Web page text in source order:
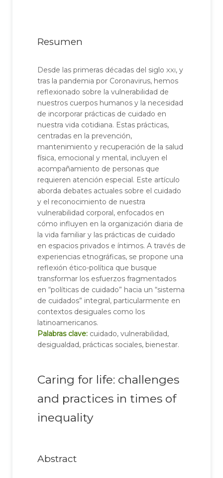
Resumen
Desde las primeras décadas del siglo xxi, y
tras la pandemia por Coronavirus, hemos
reflexionado sobre la vulnerabilidad de
nuestros cuerpos humanos y la necesidad
de incorporar prácticas de cuidado en
nuestra vida cotidiana. Estas prácticas,
centradas en la prevención,
mantenimiento y recuperación de la salud
física, emocional y mental, incluyen el
acompañamiento de personas que
requieren atención especial. Este artículo
aborda debates actuales sobre el cuidado
y el reconocimiento de nuestra
vulnerabilidad corporal, enfocados en
cómo influyen en la organización diaria de
la vida familiar y las prácticas de cuidado
en espacios privados e íntimos. A través de
experiencias etnográficas, se propone una
reflexión ético-política que busque
transformar los esfuerzos fragmentados
en “políticas de cuidado” hacia un “sistema
de cuidados” integral, particularmente en
contextos desiguales como los
latinoamericanos.
Palabras clave: cuidado, vulnerabilidad,
desigualdad, prácticas sociales, bienestar.
Caring for life: challenges
and practices in times of
inequality
Abstract